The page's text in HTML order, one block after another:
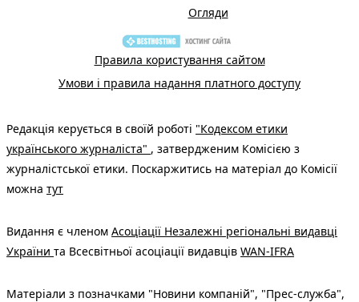
Огляди
Правила користування сайтом
Умови і правила надання платного доступу
Редакція керується в своїй роботі "Кодексом етики
українського журналіста" , затвердженим Комісією з
журналістської етики. Поскаржитись на матеріал до Комісії
можна тут
Видання є членом Асоціації Незалежні регіональні видавці
України та Всесвітньої асоціації видавців WAN-IFRA
Матеріали з позначками "Новини компаній", "Прес-служба",